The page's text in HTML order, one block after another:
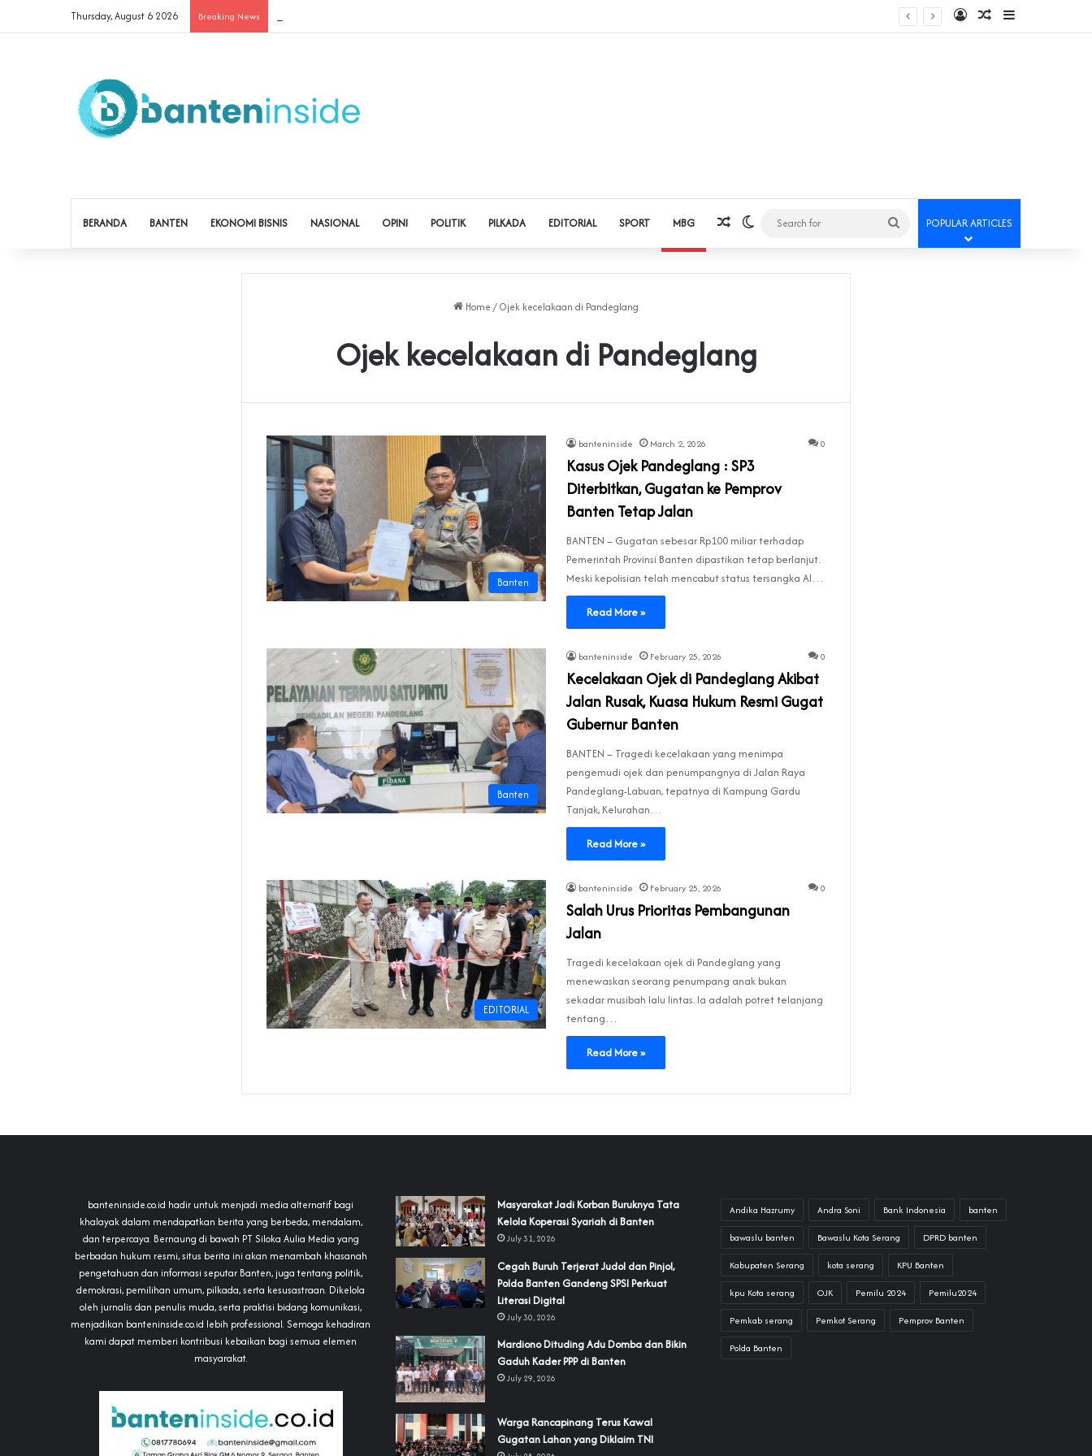
Thursday, August 6 2026 Breaking News Log InRandom Article
Sidebar
BERANDA BANTEN EKONOMI BISNIS NASIONAL OPINI POLITIK PILKADA EDITORIAL SPORT MBG Random Article
Switch skin
Search
for
POPULAR ARTICLES
Home / Ojek kecelakaan di Pandeglang
Ojek kecelakaan di Pandeglang
Banten
banteninside March 2, 2026 0
Kasus Ojek Pandeglang : SP3
Diterbitkan, Gugatan ke Pemprov
Banten Tetap Jalan
BANTEN – Gugatan sebesar Rp100 miliar terhadap
Pemerintah Provinsi Banten dipastikan tetap berlanjut.
Meski kepolisian telah mencabut status tersangka Al…
Read More »
Banten
banteninside February 25, 2026 0
Kecelakaan Ojek di Pandeglang Akibat
Jalan Rusak, Kuasa Hukum Resmi Gugat
Gubernur Banten
BANTEN – Tragedi kecelakaan yang menimpa
pengemudi ojek dan penumpangnya di Jalan Raya
Pandeglang-Labuan, tepatnya di Kampung Gardu
Tanjak, Kelurahan…
Read More »
EDITORIAL
banteninside February 25, 2026 0
Salah Urus Prioritas Pembangunan
Jalan
Tragedi kecelakaan ojek di Pandeglang yang
menewaskan seorang penumpang anak bukan
sekadar musibah lalu lintas. Ia adalah potret telanjang
tentang…
Read More »
banteninside.co.id hadir untuk menjadi media alternatif bagi
khalayak dalam mendapatkan berita yang berbeda, mendalam,
dan terpercaya. Bernaung di bawah PT Siloka Aulia Media yang
berbadan hukum resmi, situs berita ini akan menambah khasanah
pengetahuan dan informasi seputar Banten, juga tentang politik,
demokrasi, pemilihan umum, pilkada, serta kesusastraan. Dikelola
oleh jurnalis dan penulis muda, serta praktisi bidang komunikasi,
menjadikan banteninside.co.id lebih professional. Semoga kehadiran
kami dapat memberi kontribusi kebaikan bagi semua elemen
masyarakat.
‎Masyarakat Jadi Korban Buruknya Tata
Kelola Koperasi Syariah di Banten
July 31, 2026
Cegah Buruh Terjerat Judol dan Pinjol,
Polda Banten Gandeng SPSI Perkuat
Literasi Digital
July 30, 2026
‎Mardiono Dituding Adu Domba dan Bikin
Gaduh Kader PPP di Banten
July 29, 2026
‎Warga Rancapinang Terus Kawal
Gugatan Lahan yang Diklaim TNI‎‎
Andika Hazrumy Andra Soni Bank Indonesia banten
bawaslu banten Bawaslu Kota Serang DPRD banten
Kabupaten Serang kota serang KPU Banten
kpu Kota serang OJK Pemilu 2024 Pemilu2024
Pemkab serang Pemkot Serang Pemprov Banten
Polda Banten